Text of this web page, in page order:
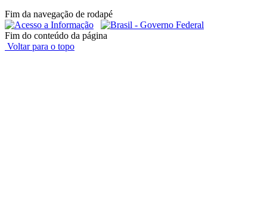
Fim da navegação de rodapé
Fim do conteúdo da página
Voltar para o topo